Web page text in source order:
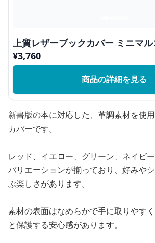
上質レザーブックカバー ミニマ
¥3,760
商品の詳細を見る
新書版の本に対応した、革調素材を使
カバーです。
レッド、イエロー、グリーン、ネイビ
バリエーションが揃っており、好みや
ぶ楽しさがあります。
素材の表面はなめらかで手に取りやす
と保護する安心感があります。